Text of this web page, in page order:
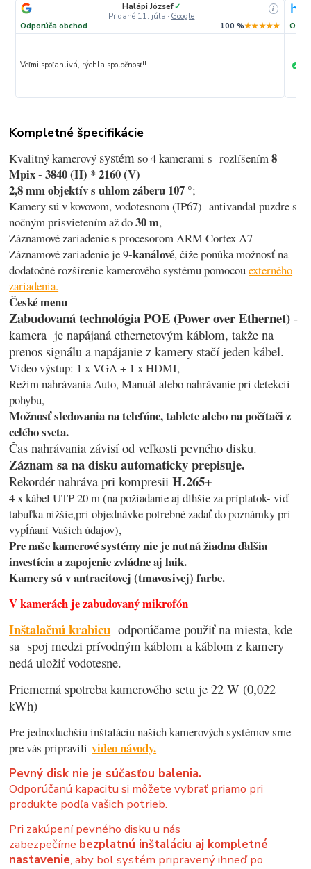
Halápi József✓
Pridané 11. júla · Google
i
Odporúča obchod 100 %★★★★★
Veľmi spoľahlivá, rýchla spoločnosť!! +
Kompletné špecifikácie
Kvalitný kamerový systémso 4 kamerami s rozlíšením8
Mpix - 3840 (H) * 2160 (V)
2,8 mm objektív s uhlom záberu 107 °;
Kamery sú v kovovom, vodotesnom (IP67) antivandal puzdre s
nočným prisvietením až do30 m,
Záznamové zariadenie s procesorom ARM Cortex A7
Záznamové zariadenie je 9-kanálové, čiže ponúka možnosť na
dodatočné rozšírenie kamerového systému pomocouexterného
zariadenia.
České menu
Zabudovaná technológia POE (Power over Ethernet) -
kamera je napájaná ethernetovým káblom, takže na
prenos signálu a napájanie z kamery stačí jeden kábel.
Video výstup: 1 x VGA + 1 x HDMI,
Režim nahrávania Auto, Manuál alebo nahrávanie pri detekcii
pohybu,
Možnosť sledovania na telefóne, tablete alebo na počítači z
celého sveta.
Čas nahrávania závisí od veľkosti pevného disku.
Záznam sa na disku automaticky prepisuje.
Rekordér nahráva pri kompresiiH.265+
4 x kábel UTP 20 m (na požiadanie aj dlhšie za príplatok- viď
tabuľka nižšie,pri objednávke potrebné zadať do poznámky pri
vypĺňaní Vašich údajov),
Pre naše kamerové systémy nie je nutná žiadna ďalšia
investícia a zapojenie zvládne aj laik.
Kamery sú v antracitovej (tmavosivej) farbe.
V kamerách je zabudovaný mikrofón
Inštalačnú krabicu odporúčame použiť na miesta, kde
sa spoj medzi prívodným káblom a káblom z kamery
nedá uložiť vodotesne.
Priemerná spotreba kamerového setu je 22 W (0,022
kWh)
Pre jednoduchšiu inštaláciu našich kamerových systémov sme
pre vás pripravilivideo návody.
Pevný disk nie je súčasťou balenia.
Odporúčanú kapacitu si môžete vybrať priamo pri
produkte podľa vašich potrieb.
Pri zakúpení pevného disku u nás
zabezpečíme bezplatnú inštaláciu aj kompletné
nastavenie, aby bol systém pripravený ihneď po